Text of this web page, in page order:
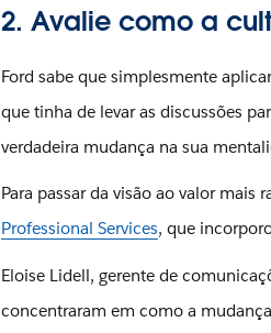
2. Avalie como a
Ford sabe que simplesmente
que tinha de levar as discussões
verdadeira mudança na sua
Para passar da visão ao valor
Professional Services, que
Eloise Lidell, gerente de
concentraram em como a